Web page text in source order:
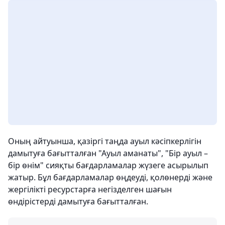
Оның айтуынша, қазіргі таңда ауыл кәсіпкерлігін
дамытуға бағытталған "Ауыл аманаты", "Бір ауыл –
бір өнім" сияқты бағдарламалар жүзеге асырылып
жатыр. Бұл бағдарламалар өңдеуді, қолөнерді және
жергілікті ресурстарға негізделген шағын
өндірістерді дамытуға бағытталған.